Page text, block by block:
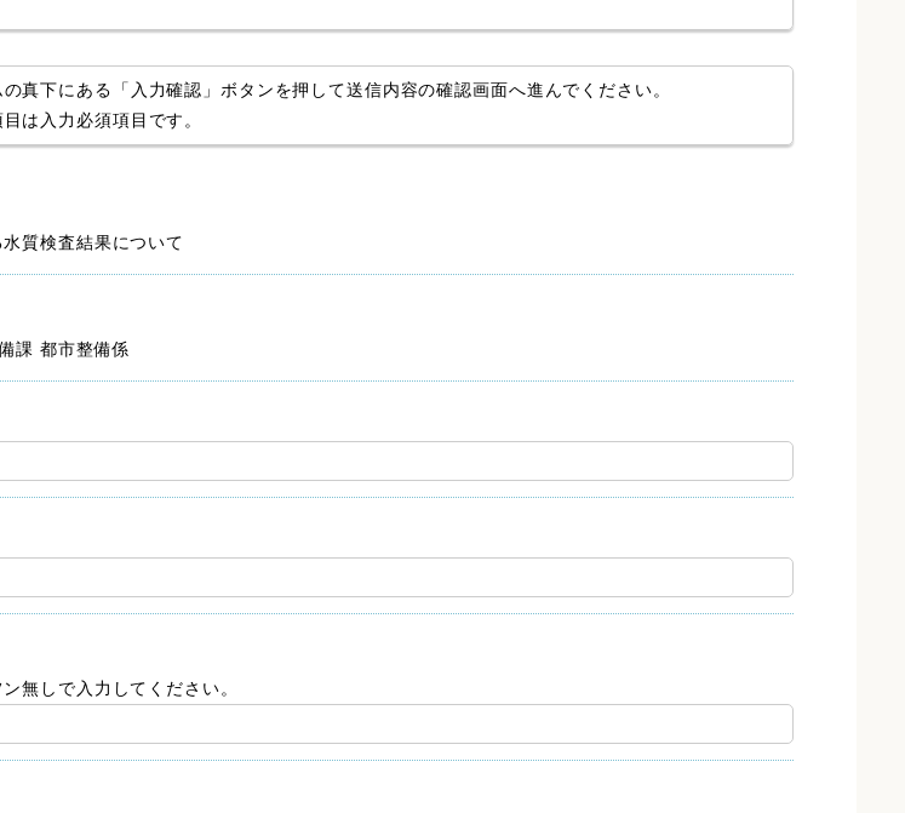
真下にある「入力確認」ボタンを押して送信内容の確認画面へ進んでください。
は入力必須項目です。
質検査結果について
課 都市整備係
無しで入力してください。